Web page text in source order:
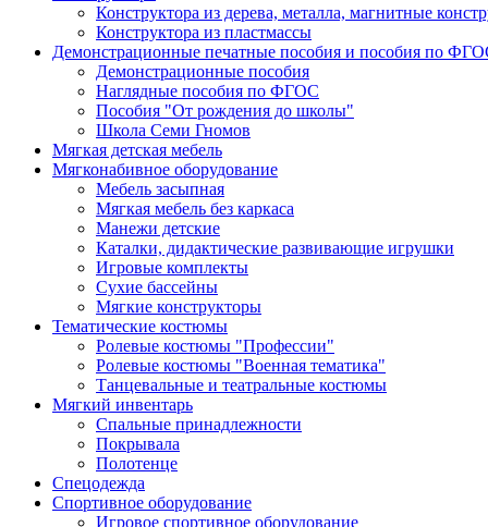
Конструктора из дерева, металла, магнитные
Конструктора из пластмассы
Демонстрационные печатные пособия и пособия по
Демонстрационные пособия
Наглядные пособия по ФГОС
Пособия "От рождения до школы"
Школа Семи Гномов
Мягкая детская мебель
Мягконабивное оборудование
Мебель засыпная
Мягкая мебель без каркаса
Манежи детские
Каталки, дидактические развивающие игрушки
Игровые комплекты
Сухие бассейны
Мягкие конструкторы
Тематические костюмы
Ролевые костюмы "Профессии"
Ролевые костюмы "Военная тематика"
Танцевальные и театральные костюмы
Мягкий инвентарь
Спальные принадлежности
Покрывала
Полотенце
Спецодежда
Спортивное оборудование
Игровое спортивное оборудование